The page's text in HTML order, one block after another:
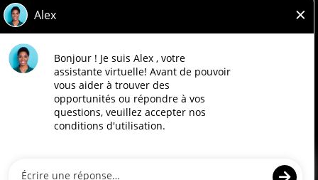
Accessibilité
Compagnies Loblaw